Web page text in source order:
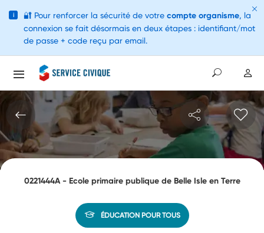
0221444A - Ecole primaire publique de Belle Isle en Terre
ÉDUCATION POUR TOUS
i 🔐 Pour renforcer la sécurité de votre compte organisme, la
connexion se fait désormais en deux étapes : identifiant/mot
de passe + code reçu par email.